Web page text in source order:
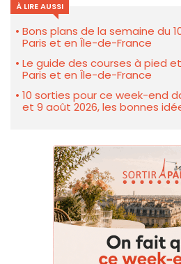
À LIRE AUSSI
Bons plans de la semaine du
Paris et en Île-de-France
Le guide des courses à pied
Paris et en Île-de-France
10 sorties pour ce week-end
et 9 août 2026, les bonnes